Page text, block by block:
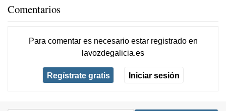
Comentarios
Para comentar es necesario estar registradoen
lavozdegalicia.es
Regístrate gratis Iniciar sesión